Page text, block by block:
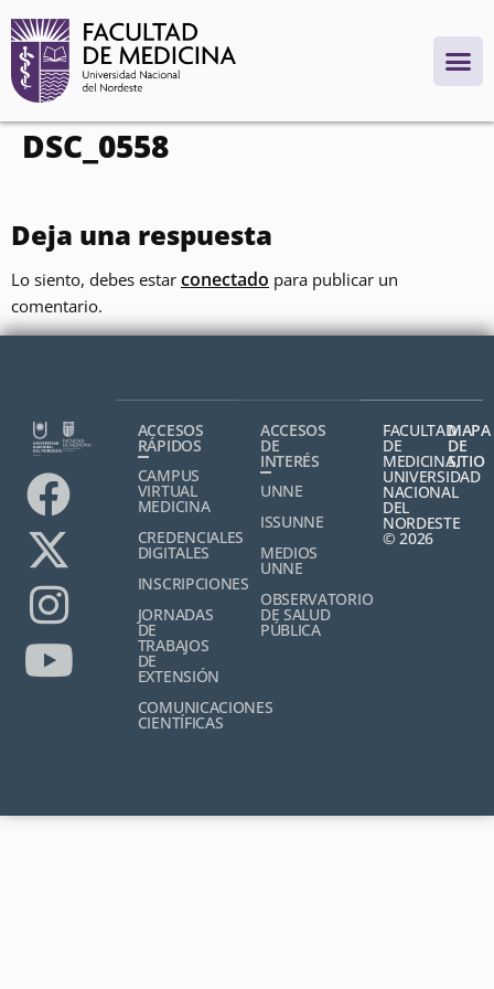
contenido
DSC_0558
Deja una respuesta
Lo siento, debes estar conectado para publicar un
comentario.
ACCESOS
RÁPIDOS
CAMPUS
VIRTUAL
MEDICINA
CREDENCIALES
DIGITALES
INSCRIPCIONES
JORNADAS
DE
TRABAJOS
DE
EXTENSIÓN
COMUNICACIONES
CIENTÍFICAS
ACCESOS
DE
INTERÉS
UNNE
ISSUNNE
MEDIOS
UNNE
OBSERVATORIO
DE SALUD
PÚBLICA
FACULTAD
DE
MEDICINA,
UNIVERSIDAD
NACIONAL
DEL
NORDESTE
© 2026
MAPA
DE
SITIO